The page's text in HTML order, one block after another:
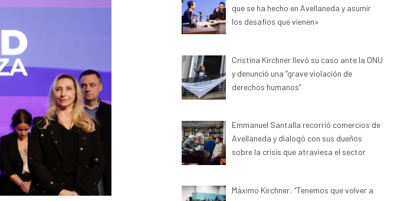
que se ha hecho en Avellaneda y asumir
los desafíos que vienen»
Cristina Kirchner llevó su caso ante la ONU
y denunció una “grave violación de
derechos humanos”
Emmanuel Santalla recorrió comercios de
Avellaneda y dialogó con sus dueños
sobre la crisis que atraviesa el sector
Máximo Kirchner: “Tenemos que volver a